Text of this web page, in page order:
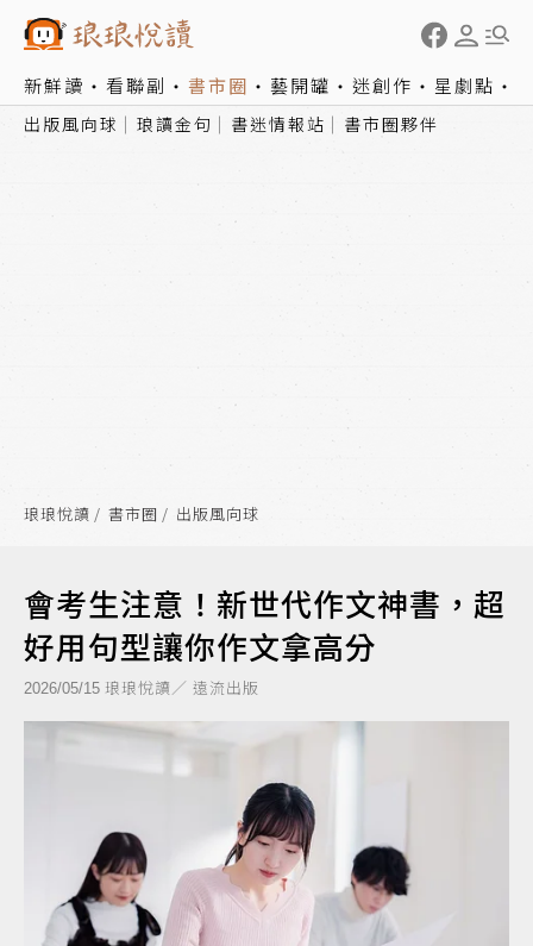
新鮮讀 看聯副 書市圈 藝開罐 迷創作 星劇點
出版風向球 琅讀金句 書迷情報站 書市圈夥伴
琅琅悅讀 書市圈 出版風向球
會考生注意！新世代作文神書，超
好用句型讓你作文拿高分
2026/05/15 琅琅悅讀／ 遠流出版